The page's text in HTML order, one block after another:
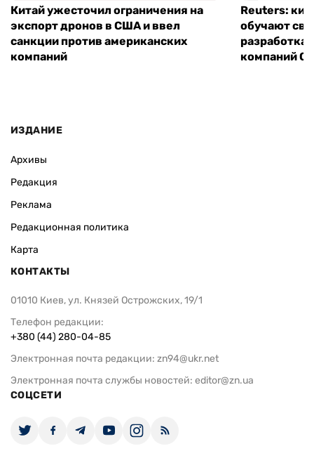
Китай ужесточил ограничения на
экспорт дронов в США и ввел
санкции против американских
компаний
Reuters:
обучают
компаний
ИЗДАНИЕ
Архивы
Редакция
Реклама
Редакционная политика
Карта
КОНТАКТЫ
01010 Киев, ул. Князей Острожских, 19/1
Телефон редакции:
+380 (44) 280-04-85
Электронная почта редакции: zn94@ukr.net
Электронная почта службы новостей: editor@zn.ua
СОЦСЕТИ